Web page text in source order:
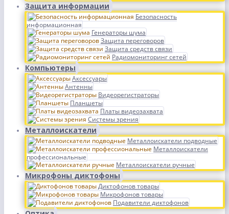
Защита информации
Безопасность
информационная
Генераторы шума
Защита переговоров
Защита средств связи
Радиомониторинг сетей
Компьютеры
Аксессуары
Антенны
Видеорегистраторы
Планшеты
Платы видеозахвата
Системы зрения
Металлоискатели
Металлоискатели подводные
Металлоискатели
профессиональные
Металлоискатели ручные
Микрофоны диктофоны
Диктофонов товары
Микрофонов товары
Подавители диктофонов